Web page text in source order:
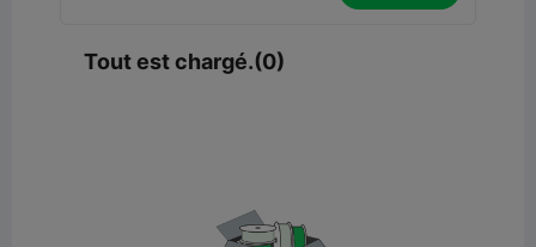
Tout est chargé.(0)